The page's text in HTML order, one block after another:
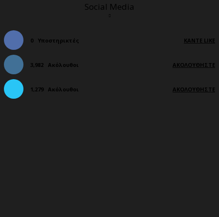
Social Media
0 Υποστηρικτές ΚΆΝΤΕ LIKE
3,982 Ακόλουθοι ΑΚΟΛΟΥΘΉΣΤΕ
1,279 Ακόλουθοι ΑΚΟΛΟΥΘΉΣΤΕ